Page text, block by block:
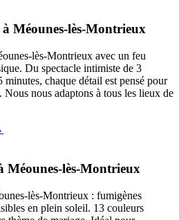
à Méounes-lès-Montrieux
lès-Montrieux avec un feu
Du spectacle intimiste de 3
chaque détail est pensé pour
nous adaptons à tous les lieux de
Méounes-lès-Montrieux
lès-Montrieux : fumigènes
en plein soleil. 13 couleurs